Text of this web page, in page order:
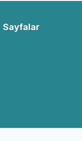
Sayfalar